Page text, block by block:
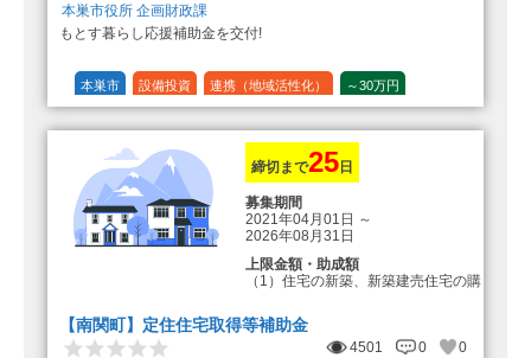
本巣市役所 企画財政課
もとす暮らし応援補助金を交付!
本巣市 設備投資 連携（地域活性化） ～30万円
締切まで25日
募集期間
2021年04月01日 ～
2026年08月31日
上限金額・助成額
（1）住宅の新築、新築建売住宅の購
登録事業者利用の場合25万円加
算（50万円＋25万円加算＝75万円）
【南関町】定住住宅取得等補助金
4501 0
0